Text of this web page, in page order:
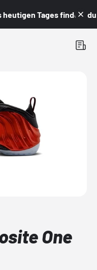
Tages findest du
One